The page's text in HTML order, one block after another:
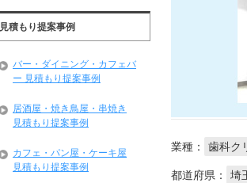
業種： 歯科ク
都道府県： 埼
見積もり提案事例
バー・ダイニング・カフェバ
ー 見積もり提案事例
居酒屋・焼き鳥屋・串焼き
見積もり提案事例
カフェ・パン屋・ケーキ屋
見積もり提案事例